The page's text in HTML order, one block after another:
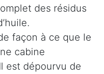
des résidus
façon à ce que le
cabine
est dépourvu de